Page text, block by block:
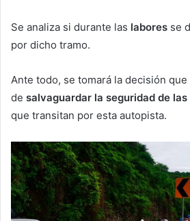
Se analiza si durante las labores se
por dicho tramo.
Ante todo, se tomará la decisión
de salvaguardar la seguridad de
que transitan por esta autopista.